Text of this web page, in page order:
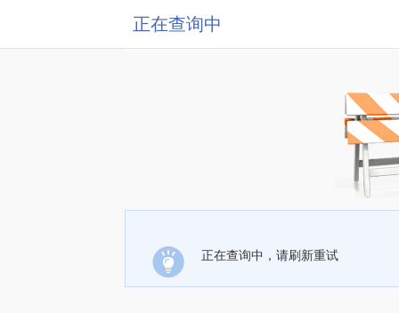
正在查询中
正在查询中，请刷新重试